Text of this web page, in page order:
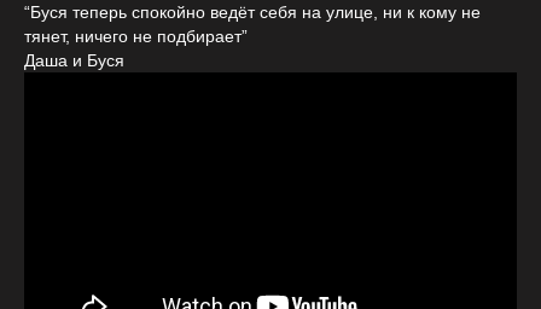
“Буся теперь спокойно ведёт себя на улице, ни к кому не
тянет, ничего не подбирает”
Даша и Буся